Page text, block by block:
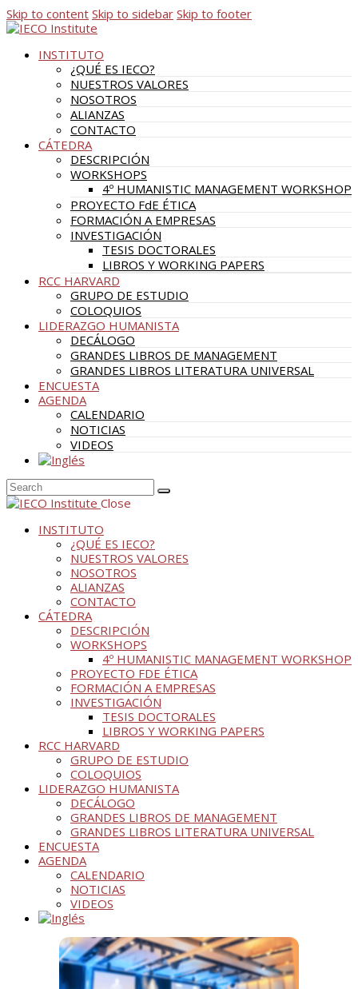
Skip to content Skip to sidebar Skip to footer
INSTITUTO
¿QUÉ ES IECO?
NUESTROS VALORES
NOSOTROS
ALIANZAS
CONTACTO
CÁTEDRA
DESCRIPCIÓN
WORKSHOPS
4º HUMANISTIC MANAGEMENT WORKSHOP
PROYECTO FdE ÉTICA
FORMACIÓN A EMPRESAS
INVESTIGACIÓN
TESIS DOCTORALES
LIBROS Y WORKING PAPERS
RCC HARVARD
GRUPO DE ESTUDIO
COLOQUIOS
LIDERAZGO HUMANISTA
DECÁLOGO
GRANDES LIBROS DE MANAGEMENT
GRANDES LIBROS LITERATURA UNIVERSAL
ENCUESTA
AGENDA
CALENDARIO
NOTICIAS
VIDEOS
Close
INSTITUTO
¿QUÉ ES IECO?
NUESTROS VALORES
NOSOTROS
ALIANZAS
CONTACTO
CÁTEDRA
DESCRIPCIÓN
WORKSHOPS
4º HUMANISTIC MANAGEMENT WORKSHOP
PROYECTO FDE ÉTICA
FORMACIÓN A EMPRESAS
INVESTIGACIÓN
TESIS DOCTORALES
LIBROS Y WORKING PAPERS
RCC HARVARD
GRUPO DE ESTUDIO
COLOQUIOS
LIDERAZGO HUMANISTA
DECÁLOGO
GRANDES LIBROS DE MANAGEMENT
GRANDES LIBROS LITERATURA UNIVERSAL
ENCUESTA
AGENDA
CALENDARIO
NOTICIAS
VIDEOS